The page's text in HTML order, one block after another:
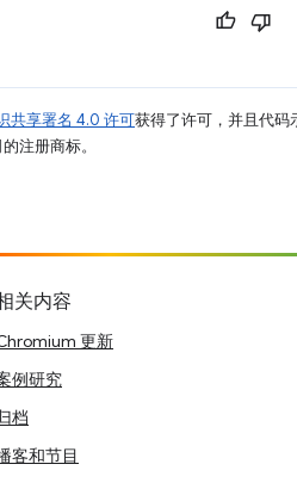
共享署名 4.0 许可获得了许可，并且代码
注册商标。
关内容
更新
例研究
档
客和节目